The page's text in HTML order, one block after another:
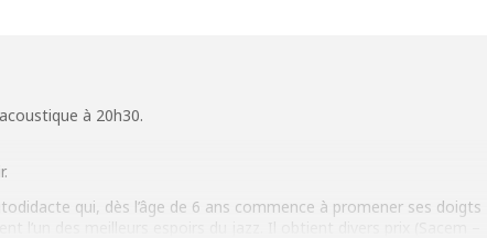
à 20h30.
qui, dès l’âge de 6 ans commence à promener ses doigts